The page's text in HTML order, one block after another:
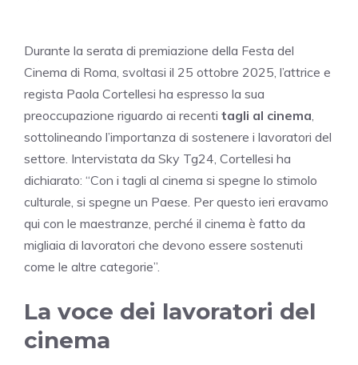
Durante la serata di premiazione della Festa del
Cinema di Roma, svoltasi il 25 ottobre 2025, l’attrice e
regista Paola Cortellesi ha espresso la sua
preoccupazione riguardo ai recenti tagli al cinema,
sottolineando l’importanza di sostenere i lavoratori del
settore. Intervistata da Sky Tg24, Cortellesi ha
dichiarato: “Con i tagli al cinema si spegne lo stimolo
culturale, si spegne un Paese. Per questo ieri eravamo
qui con le maestranze, perché il cinema è fatto da
migliaia di lavoratori che devono essere sostenuti
come le altre categorie”.
La voce dei lavoratori del
cinema